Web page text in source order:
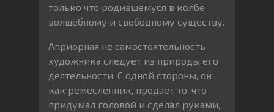
только что родившемуся в колбе
волшебному и свободному существу.
Априорная не самостоятельность
художника следует из природы его
деятельности. С одной стороны, он
как ремесленник, продает то, что
придумал головой и сделал руками,